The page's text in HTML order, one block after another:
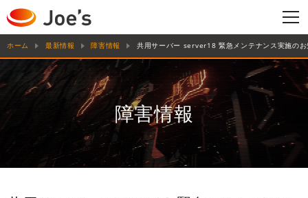
ホーム 最新情報 障害情報 共用サーバー server18 緊急メンテナンス実施の
障害情報